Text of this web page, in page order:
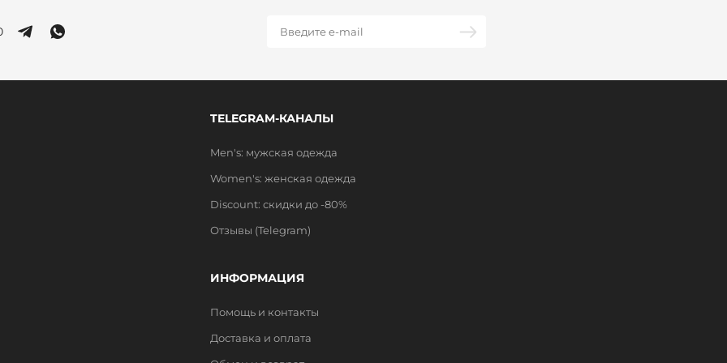
TELEGRAM-КАНАЛЫ
Men's: мужская одежда
Women's: женская одежда
Discount: скидки до -80%
Отзывы (Telegram)
ИНФОРМАЦИЯ
Помощь и контакты
Доставка и оплата